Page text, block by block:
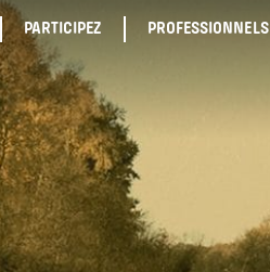
PARTICIPEZ PROFESSIONNELS